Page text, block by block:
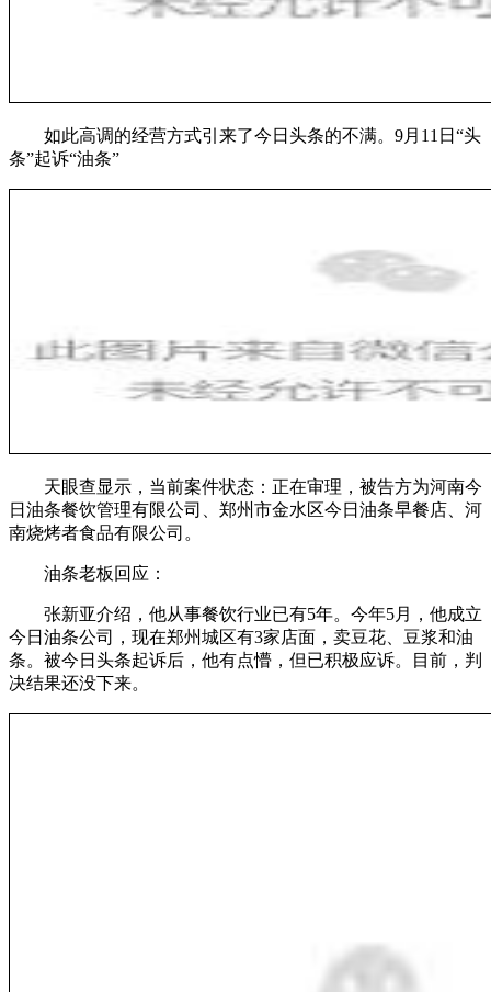
如此高调的经营方式引来了今日头条的不满。9月11日“头
条”起诉“油条”
天眼查显示，当前案件状态：正在审理，被告方为河南今
日油条餐饮管理有限公司、郑州市金水区今日油条早餐店、河
南烧烤者食品有限公司。
油条老板回应：
张新亚介绍，他从事餐饮行业已有5年。今年5月，他成立
今日油条公司，现在郑州城区有3家店面，卖豆花、豆浆和油
条。被今日头条起诉后，他有点懵，但已积极应诉。目前，判
决结果还没下来。